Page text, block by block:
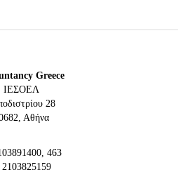
Greece
IEΣΟΕΛ
28
Αθήνα
463
2103825159